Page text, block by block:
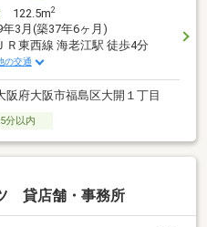
122.5m2
年3月(築37年6ヶ月)
Ｒ東西線 海老江駅 徒歩4分
の交通
阪府大阪市福島区大開１丁目
分以内
貸店舗・事務所